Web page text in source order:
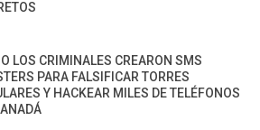
LOS CRIMINALES CREARON SMS
PARA FALSIFICAR TORRES
Y HACKEAR MILES DE TELÉFONOS